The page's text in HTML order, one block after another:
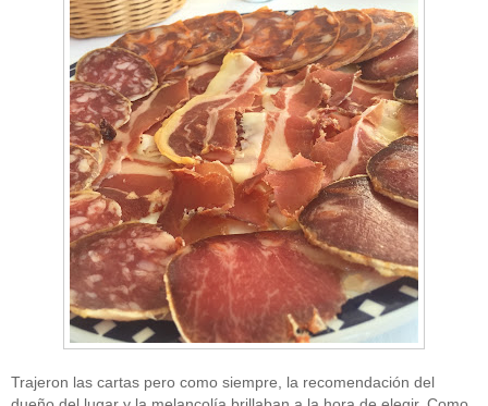
Trajeron las cartas pero como siempre, la recomendación del